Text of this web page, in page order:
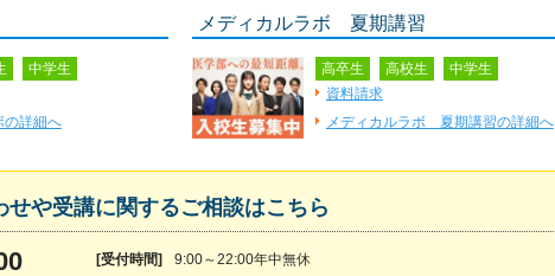
中学生
の詳細へ
メディカルラボ 夏期講習
高卒生 高校生
中学生
資料請求
メディカルラボ 夏期講習の詳細へ
せや受講に関するご相談はこちら
[受付時間] 9:00～22:00年中無休